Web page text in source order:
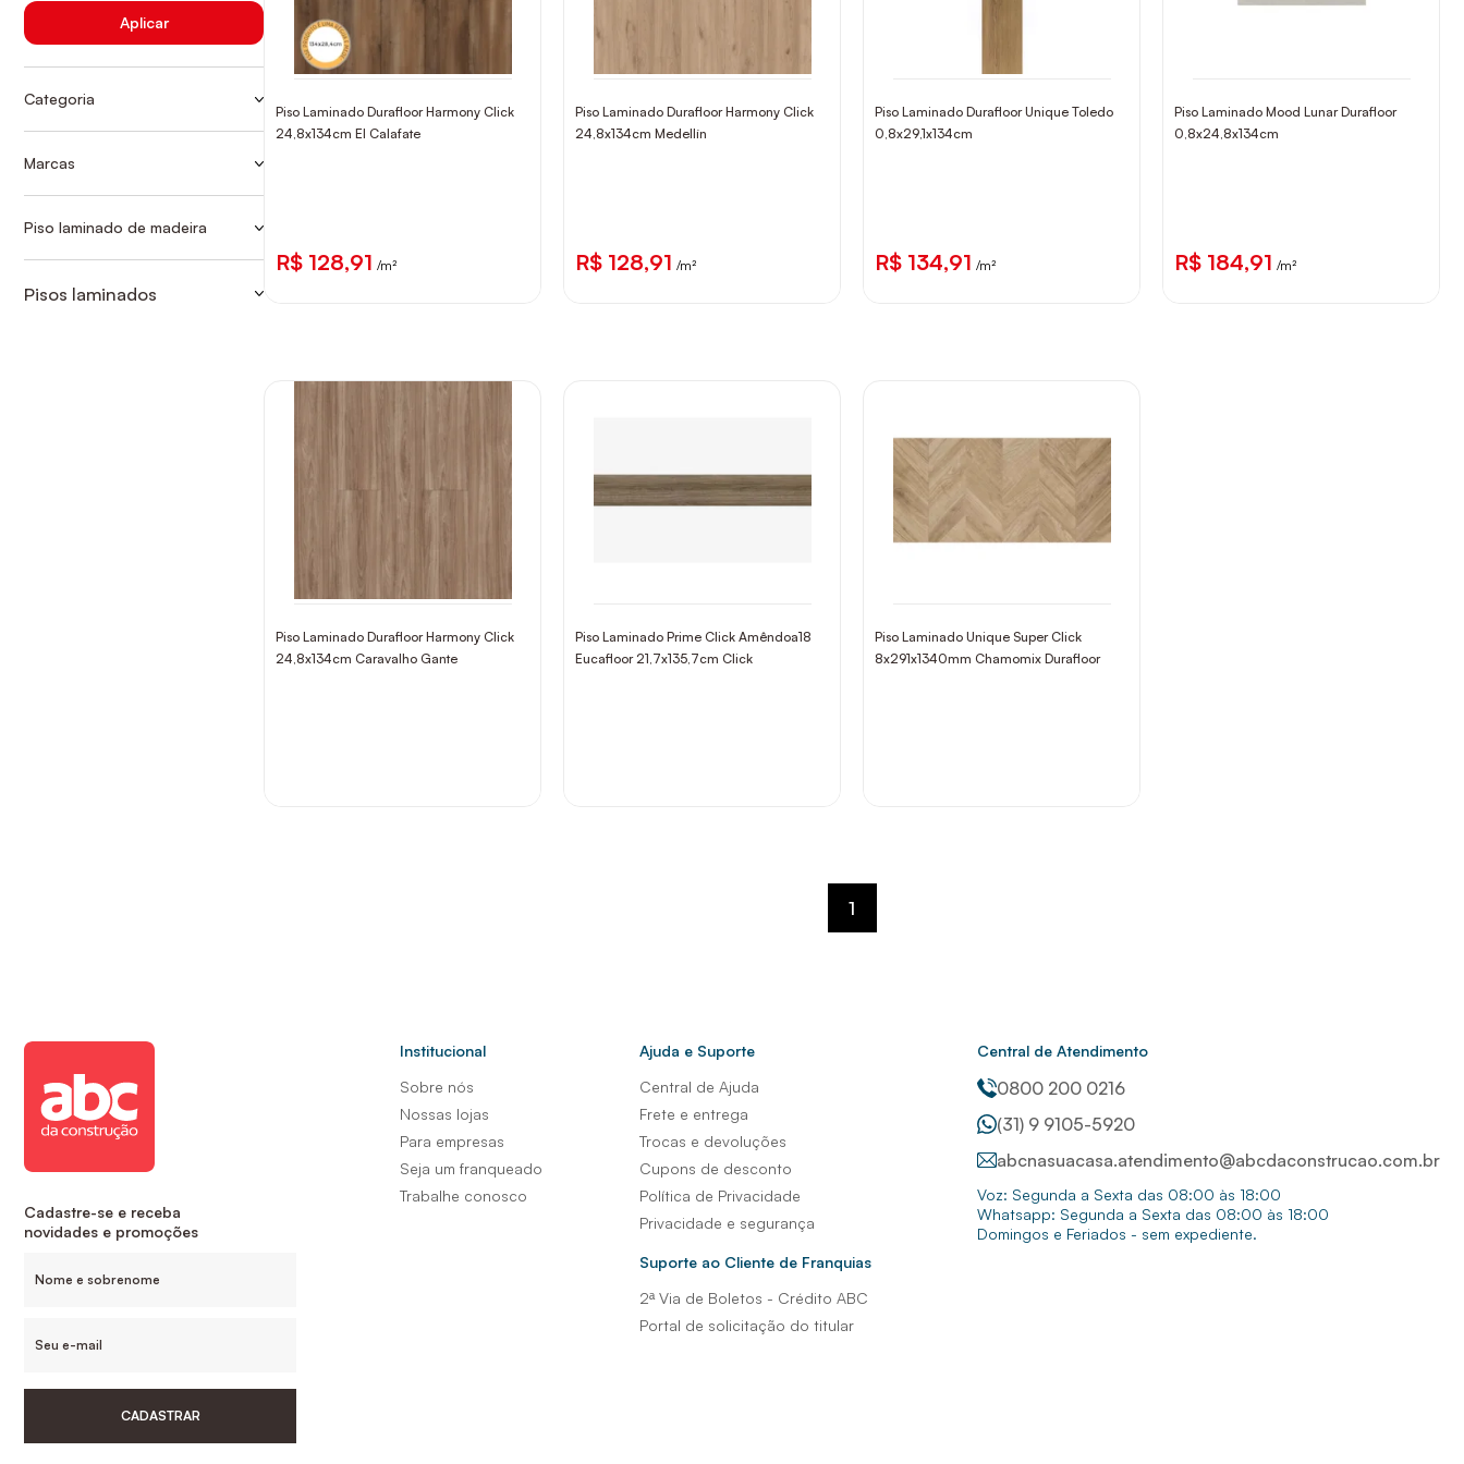
Aplicar
Categoria
Marcas
Piso laminado de madeira
Pisos laminados
Piso Laminado Durafloor Harmony Click
24,8x134cm El Calafate
R$ 128,91 /m²
Piso Laminado Durafloor Harmony Click
24,8x134cm Medellín
R$ 128,91 /m²
Piso Laminado Durafloor Unique Toledo
0,8x29,1x134cm
R$ 134,91 /m²
Piso Laminado Mood Lunar Durafloor
0,8x24,8x134cm
R$ 184,91 /m²
Piso Laminado Durafloor Harmony Click
24,8x134cm Caravalho Gante
Piso Laminado Prime Click Amêndoa18
Eucafloor 21,7x135,7cm Click
Piso Laminado Unique Super Click
8x291x1340mm Chamomix Durafloor
1
Cadastre-se e receba
novidades e promoções
CADASTRAR
Institucional
Sobre nós
Nossas lojas
Para empresas
Seja um franqueado
Trabalhe conosco
Ajuda e Suporte
Central de Ajuda
Frete e entrega
Trocas e devoluções
Cupons de desconto
Política de Privacidade
Privacidade e segurança
Suporte ao Cliente de Franquias
2ª Via de Boletos - Crédito ABC
Portal de solicitação do titular
Central de Atendimento
0800 200 0216
(31) 9 9105-5920
abcnasuacasa.atendimento@abcdaconstrucao.com.br
Voz: Segunda a Sexta das 08:00 às 18:00
Whatsapp: Segunda a Sexta das 08:00 às 18:00
Domingos e Feriados - sem expediente.